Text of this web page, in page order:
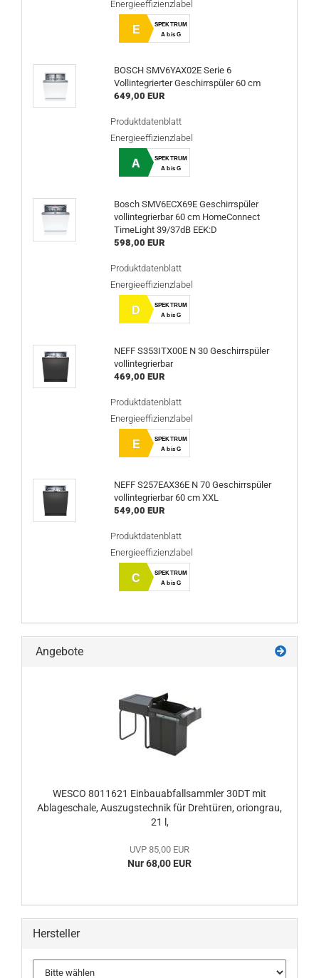
Energieeffizienzlabel
E
SPEKTRUM
A bis G
BOSCH SMV6YAX02E Serie 6
Vollintegrierter Geschirrspüler 60 cm
649,00 EUR
Produktdatenblatt
Energieeffizienzlabel
A
SPEKTRUM
A bis G
Bosch SMV6ECX69E Geschirrspüler
vollintegrierbar 60 cm HomeConnect
TimeLight 39/37dB EEK:D
598,00 EUR
Produktdatenblatt
Energieeffizienzlabel
D
SPEKTRUM
A bis G
NEFF S353ITX00E N 30 Geschirrspüler
vollintegrierbar
469,00 EUR
Produktdatenblatt
Energieeffizienzlabel
E
SPEKTRUM
A bis G
NEFF S257EAX36E N 70 Geschirrspüler
vollintegrierbar 60 cm XXL
549,00 EUR
Produktdatenblatt
Energieeffizienzlabel
C
SPEKTRUM
A bis G
Angebote
WESCO 8011621 Einbauabfallsammler 30DT mit
Ablageschale, Auszugstechnik für Drehtüren, oriongrau,
21 l,
UVP 85,00 EUR
Nur 68,00 EUR
Hersteller